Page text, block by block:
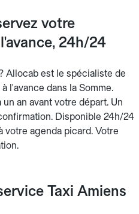
votre
24h/24
Allocab est le spécialiste de
l'avance dans la Somme.
an avant votre départ. Un
Disponible 24h/24
votre agenda picard. Votre
Taxi Amiens